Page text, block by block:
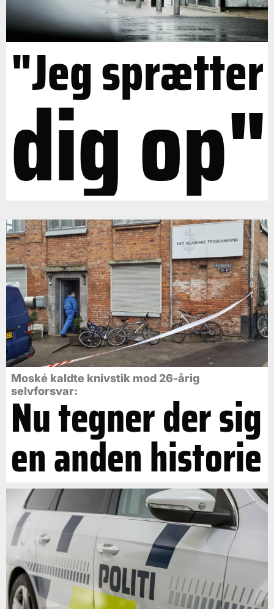
"Jeg sprætter
dig op"
Moské kaldte knivstik mod 26-årig
selvforsvar:
Nu tegner der sig
en anden historie